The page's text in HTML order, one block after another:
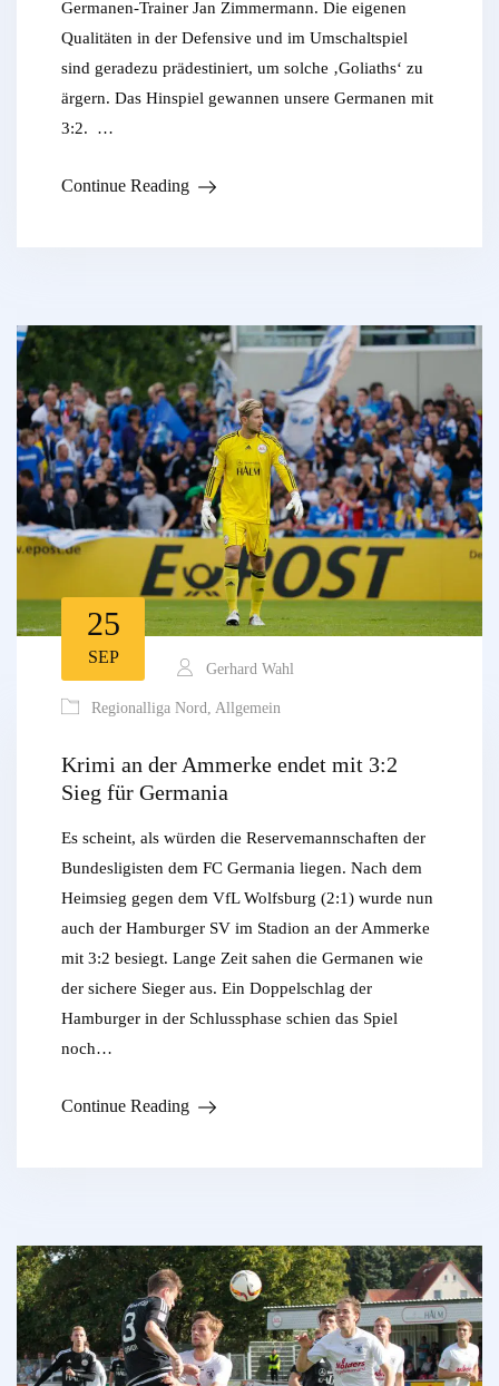
Germanen-Trainer Jan Zimmermann. Die eigenen
Qualitäten in der Defensive und im Umschaltspiel
sind geradezu prädestiniert, um solche ‚Goliaths‘ zu
ärgern. Das Hinspiel gewannen unsere Germanen mit
3:2. …
Continue Reading
25
SEP
Gerhard Wahl
Regionalliga Nord Allgemein
Krimi an der Ammerke endet mit 3:2
Sieg für Germania
Es scheint, als würden die Reservemannschaften der
Bundesligisten dem FC Germania liegen. Nach dem
Heimsieg gegen dem VfL Wolfsburg (2:1) wurde nun
auch der Hamburger SV im Stadion an der Ammerke
mit 3:2 besiegt. Lange Zeit sahen die Germanen wie
der sichere Sieger aus. Ein Doppelschlag der
Hamburger in der Schlussphase schien das Spiel
noch…
Continue Reading